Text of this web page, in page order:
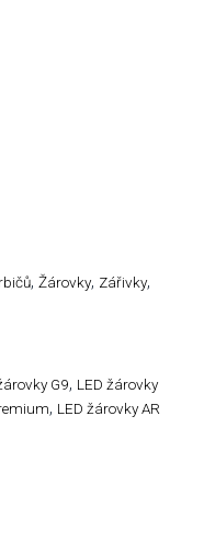
, Žárovky, Zářivky,
G9, LED žárovky
, LED žárovky AR